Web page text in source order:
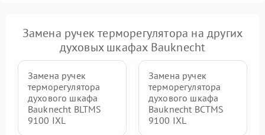
Замена ручек терморегулятора на других
духовых шкафах Bauknecht
Замена ручек
терморегулятора
духового шкафа
Bauknecht BLTMS
9100 IXL
Замена ручек
терморегулятора
духового шкафа
Bauknecht BCTMS
9100 IXL